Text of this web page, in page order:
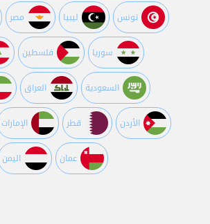
تونس ليبيا مصر
سوريا فلسطين
السعودية العراق
اﻷردن قطر اﻹمارات
عمان اليمن